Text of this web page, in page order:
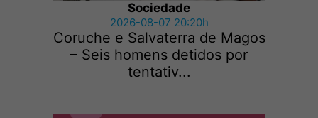
Sociedade
2026-08-07 20:20h
Coruche e Salvaterra de Magos
– Seis homens detidos por
tentativ...